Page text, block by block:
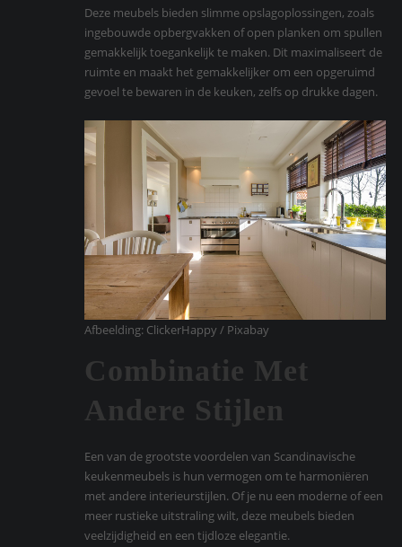
Deze meubels bieden slimme opslagoplossingen, zoals
ingebouwde opbergvakken of open planken om spullen
gemakkelijk toegankelijk te maken. Dit maximaliseert de
ruimte en maakt het gemakkelijker om een opgeruimd
gevoel te bewaren in de keuken, zelfs op drukke dagen.
Afbeelding: ClickerHappy / Pixabay
Combinatie Met
Andere Stijlen
Een van de grootste voordelen van Scandinavische
keukenmeubels is hun vermogen om te harmoniëren
met andere interieurstijlen. Of je nu een moderne of een
meer rustieke uitstraling wilt, deze meubels bieden
veelzijdigheid en een tijdloze elegantie.